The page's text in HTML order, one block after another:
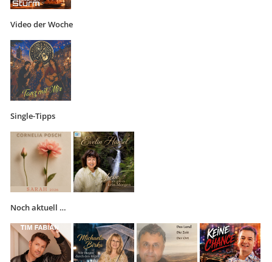
Video der Woche
Single-Tipps
Noch aktuell …